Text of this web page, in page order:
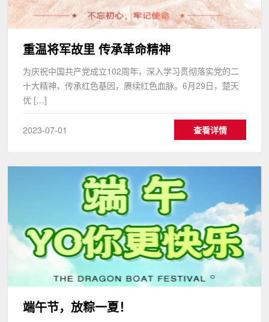
重温将军故里 传承革命精神
为庆祝中国共产党成立102周年，深入学习贯彻落实党的二
十大精神，传承红色基因，赓续红色血脉。6月29日，楚天
优 […]
2023-07-01 查看详情
端午节，放粽一夏！